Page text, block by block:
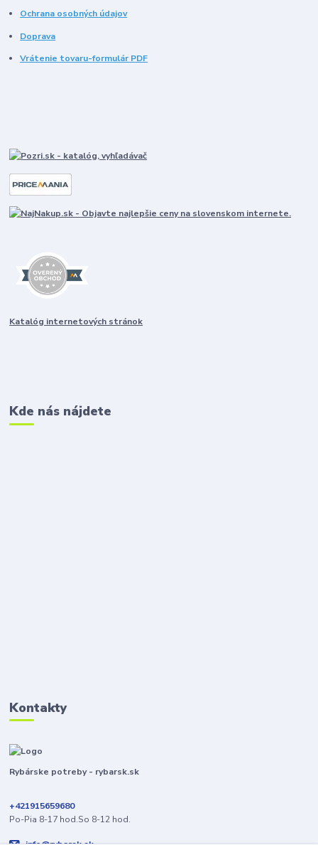
Ochrana osobných údajov
Doprava
Vrátenie tovaru-formulár PDF
Katalóg internetových stránok
Kde nás nájdete
Kontakty
Rybárske potreby - rybarsk.sk
+421915659680
Po-Pia 8-17 hod.So 8-12 hod.